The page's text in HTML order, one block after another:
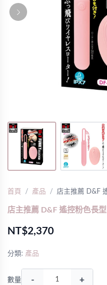
首頁 產品 店主推薦 D&F
店主推薦 D&F 遙控粉色長
NT$2,370
分類: 產品
數量 - +